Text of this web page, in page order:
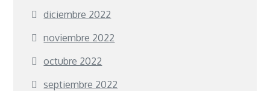
diciembre 2022
noviembre 2022
octubre 2022
septiembre 2022